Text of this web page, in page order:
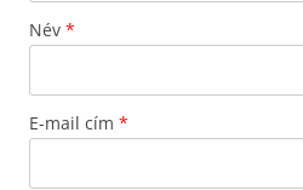
Név *
E-mail cím *